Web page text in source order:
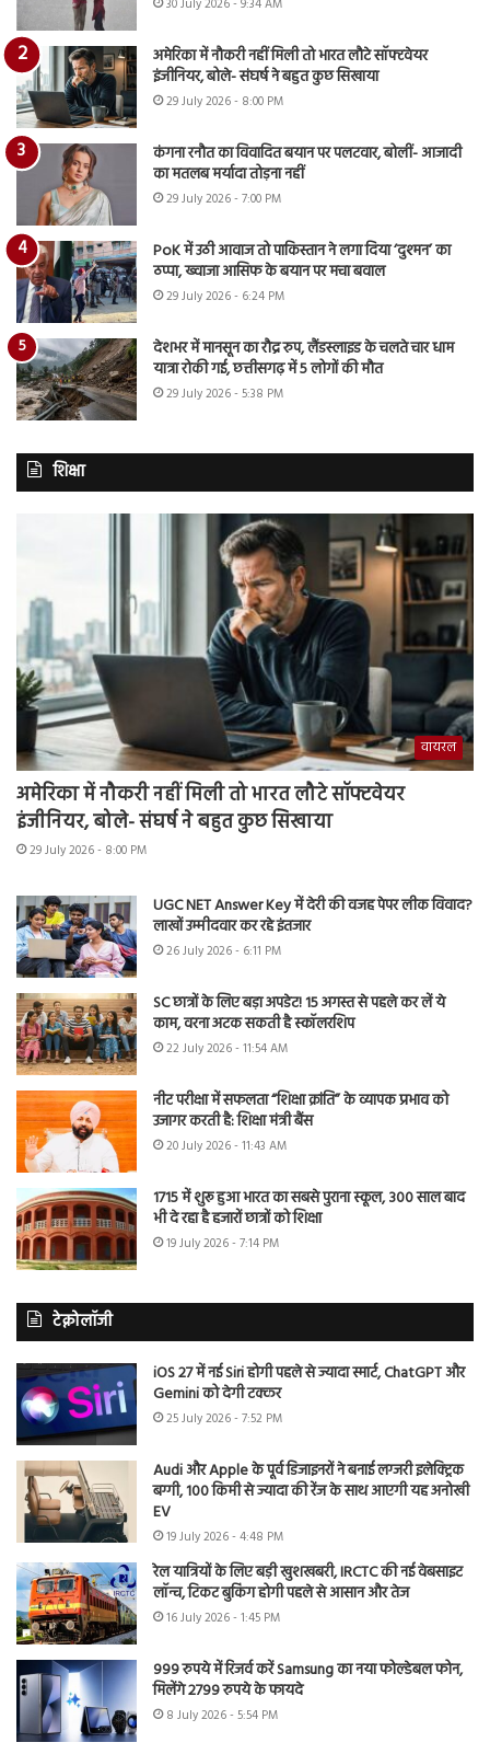
30 July 2026 - 9:34 AM
अमेरिका में नौकरी नहीं मिली तो भारत लौटे सॉफ्टवेयर
इंजीनियर, बोले- संघर्ष ने बहुत कुछ सिखाया
29 July 2026 - 8:00 PM
कंगना रनौत का विवादित बयान पर पलटवार, बोलीं- आजादी
का मतलब मर्यादा तोड़ना नहीं
29 July 2026 - 7:00 PM
PoK में उठी आवाज तो पाकिस्तान ने लगा दिया ‘दुश्मन’ का
ठप्पा, ख्वाजा आसिफ के बयान पर मचा बवाल
29 July 2026 - 6:24 PM
देशभर में मानसून का रौद्र रुप, लैंडस्लाइड के चलते चार धाम
यात्रा रोकी गई, छत्तीसगढ़ में 5 लोगों की मौत
29 July 2026 - 5:38 PM
शिक्षा
वायरल
अमेरिका में नौकरी नहीं मिली तो भारत लौटे सॉफ्टवेयर
इंजीनियर, बोले- संघर्ष ने बहुत कुछ सिखाया
29 July 2026 - 8:00 PM
UGC NET Answer Key में देरी की वजह पेपर लीक विवाद?
लाखों उम्मीदवार कर रहे इंतजार
26 July 2026 - 6:11 PM
SC छात्रों के लिए बड़ा अपडेट! 15 अगस्त से पहले कर लें ये
काम, वरना अटक सकती है स्कॉलरशिप
22 July 2026 - 11:54 AM
नीट परीक्षा में सफलता “शिक्षा क्रांति” के व्यापक प्रभाव को
उजागर करती है: शिक्षा मंत्री बैंस
20 July 2026 - 11:43 AM
1715 में शुरू हुआ भारत का सबसे पुराना स्कूल, 300 साल बाद
भी दे रहा है हजारों छात्रों को शिक्षा
19 July 2026 - 7:14 PM
टेक्नोलॉजी
iOS 27 में नई Siri होगी पहले से ज्यादा स्मार्ट, ChatGPT और
Gemini को देगी टक्कर
25 July 2026 - 7:52 PM
Audi और Apple के पूर्व डिजाइनरों ने बनाई लग्जरी इलेक्ट्रिक
बग्गी, 100 किमी से ज्यादा की रेंज के साथ आएगी यह अनोखी
EV
19 July 2026 - 4:48 PM
रेल यात्रियों के लिए बड़ी खुशखबरी, IRCTC की नई वेबसाइट
लॉन्च, टिकट बुकिंग होगी पहले से आसान और तेज
16 July 2026 - 1:45 PM
999 रुपये में रिजर्व करें Samsung का नया फोल्डेबल फोन,
मिलेंगे 2799 रुपये के फायदे
8 July 2026 - 5:54 PM